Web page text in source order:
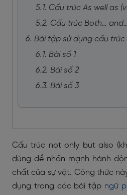
5.1. Cấu trúc As well as
5.2. Cấu trúc Both…
6. Bài tập sử dụng cấu
6.1. Bài số 1
6.2. Bài số 2
6.3. Bài số 3
Cấu trúc not only but also
dùng để nhấn mạnh hành
chất của sự vật. Công thức
dụng trong các bài tập ngữ